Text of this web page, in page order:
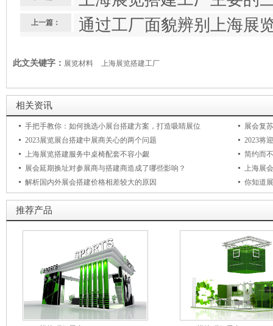
上一篇： 通过工厂面貌辨别上海展
此文关键字： 展览材料 上海展览搭建工厂
相关资讯
手把手教你：如何挑选小展台搭建方案，打造吸睛展位
展会复
2023展览展台搭建中展商关心的两个问题
2023将
上海展览搭建服务中桌椅配套不容小觑
简约而
展会延期换址对参展商与搭建商造成了哪些影响？
上海展
解析国内外展会搭建价格相差较大的原因
你知道
推荐产品